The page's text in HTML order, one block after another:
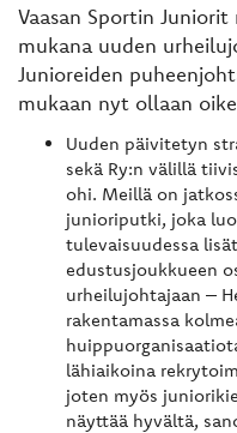
Vaasan Sportin
mukana uuden
Junioreiden
mukaan nyt ollaan
Uuden päivitetyn
sekä Ry:n välillä
ohi. Meillä on
junioriputki, joka
tulevaisuudessa
edustusjoukkueen
urheilujohtajaan –
rakentamassa
lähiaikoina
joten myös
näyttää hyvältä,